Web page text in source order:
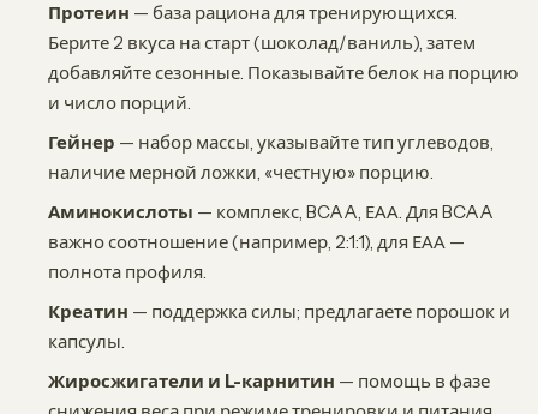
Протеин — база рациона для тренирующихся.
Берите 2 вкуса на старт (шоколад/ваниль), затем
добавляйте сезонные. Показывайте белок на порцию
и число порций.
Гейнер — набор массы, указывайте тип углеводов,
наличие мерной ложки, «честную» порцию.
Аминокислоты — комплекс, BCAA, ЕАА. Для BCAA
важно соотношение (например, 2:1:1), для ЕАА —
полнота профиля.
Креатин — поддержка силы; предлагаете порошок и
капсулы.
Жиросжигатели и L-карнитин — помощь в фазе